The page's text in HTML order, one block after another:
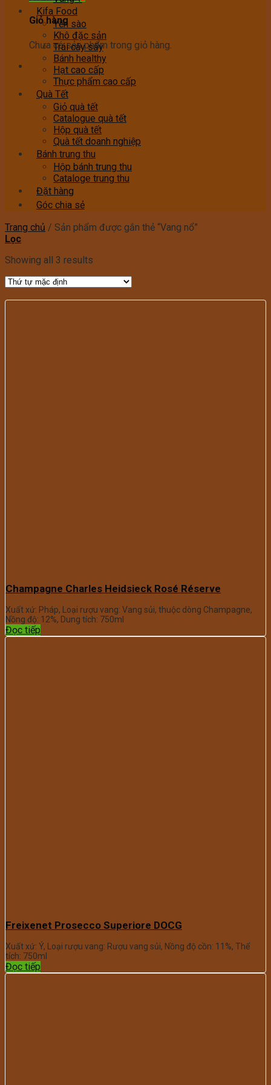
Giỏ hàng
Chưa có sản phẩm trong giỏ hàng.
Kifa Food
Yến sào
Khô đặc sản
Trái cây sấy
Bánh healthy
Hạt cao cấp
Thực phẩm cao cấp
Quà Tết
Giỏ quà tết
Catalogue quà tết
Hộp quà tết
Quà tết doanh nghiệp
Bánh trung thu
Hộp bánh trung thu
Cataloge trung thu
Đặt hàng
Góc chia sẻ
Trang chủ / Sản phẩm được gắn thẻ “Vang nổ”
Lọc
Showing all 3 results
Champagne Charles Heidsieck Rosé Réserve
Xuất xứ: Pháp, Loại rượu vang: Vang sủi, thuộc dòng Champagne,
Nồng độ: 12%, Dung tích: 750ml
Đọc tiếp
Freixenet Prosecco Superiore DOCG
Xuất xứ: Ý, Loại rượu vang: Rượu vang sủi, Nồng độ cồn: 11%, Thể
tích: 750ml
Đọc tiếp